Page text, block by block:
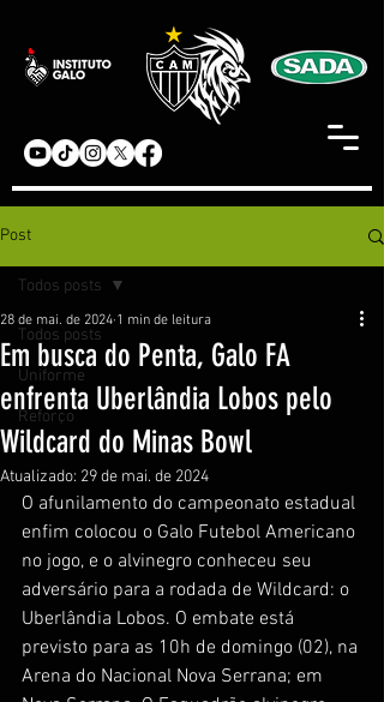
Post
Todos posts
Uniforme
Reforço
Todos posts
Em busca do Penta, Galo FA
enfrenta Uberlândia Lobos pelo
Wildcard do Minas Bowl
28 de mai. de 2024 1 min de leitura
Atualizado: 29 de mai. de 2024
O afunilamento do campeonato estadual
enfim colocou o Galo Futebol Americano
no jogo, e o alvinegro conheceu seu
adversário para a rodada de Wildcard: o
Uberlândia Lobos. O embate está
previsto para as 10h de domingo (02), na
Arena do Nacional Nova Serrana; em